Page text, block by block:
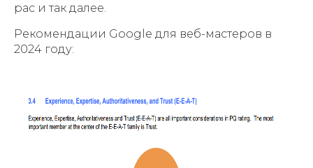
рас и так далее.
Рекомендации Google для веб-мастеров в
2024 году: